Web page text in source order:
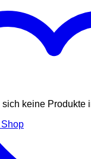
keine Produkte